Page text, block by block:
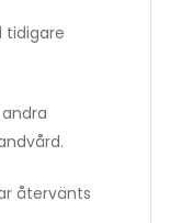
tidigare
återvänts